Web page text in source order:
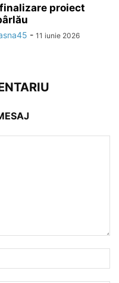
proiect
- 11 iunie 2026